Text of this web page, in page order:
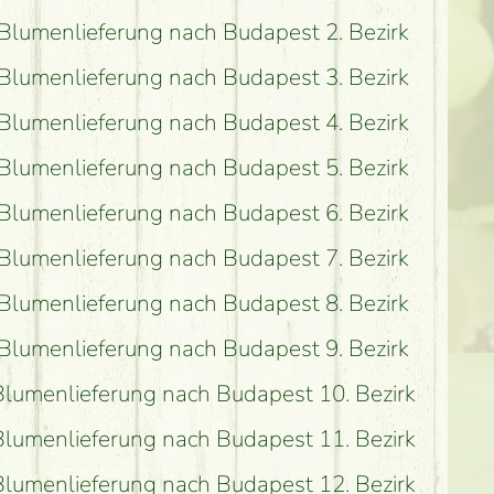
nach Budapest 2. Bezirk
nach Budapest 3. Bezirk
nach Budapest 4. Bezirk
nach Budapest 5. Bezirk
nach Budapest 6. Bezirk
nach Budapest 7. Bezirk
nach Budapest 8. Bezirk
nach Budapest 9. Bezirk
nach Budapest 10. Bezirk
nach Budapest 11. Bezirk
nach Budapest 12. Bezirk